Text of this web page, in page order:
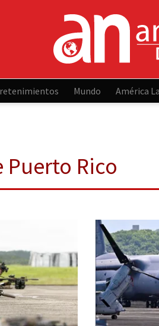
Mundo América
Rico